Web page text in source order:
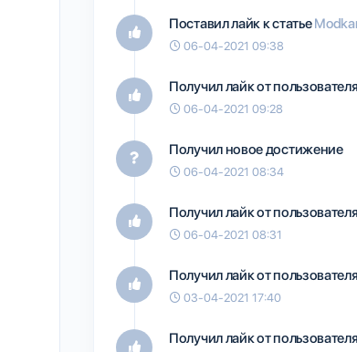
Поставил лайк к статье
06-04-2021 09:38
Получил лайк от
06-04-2021 09:28
Получил новое достижение
06-04-2021 08:34
Получил лайк от
06-04-2021 08:31
Получил лайк от
03-04-2021 17:40
Получил лайк от